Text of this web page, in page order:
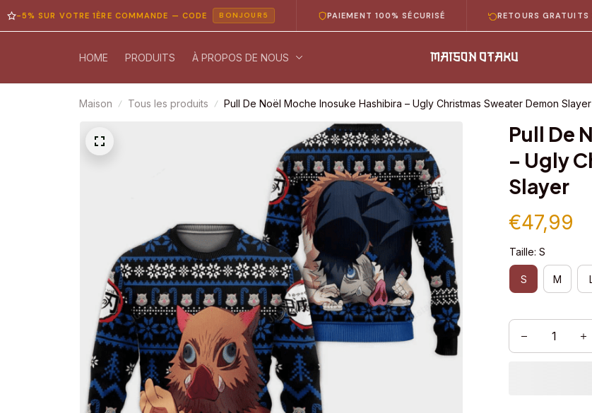
VOTRE 1ÈRE COMMANDE — CODE BONJOUR5 PAIEMENT 100% SÉCURISÉ RETOURS GRATUITS 30
HOME PRODUITS À PROPOS DE NOUS
Maison Tous les produits Pull De Noël Moche Inosuke Hashibira – Ugly Christmas Sweater Demon Slayer
Pull De
– Ugly
Slayer
€47,99
Taille: S
S M